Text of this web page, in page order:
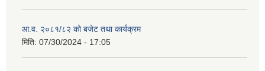
आ.व. २०८१/८२ को बजेट तथा कार्यक्रम
मिति: 07/30/2024 - 17:05